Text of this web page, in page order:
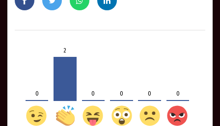
0
2
0 0 0 0